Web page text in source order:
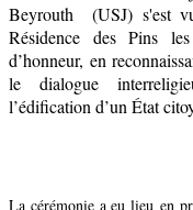
Beyrouth (USJ) s'est
Résidence des Pins
d’honneur, en
le dialogue
l’édification d’un État
La cérémonie a eu lieu en